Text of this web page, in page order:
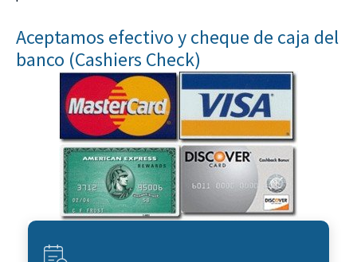
Aceptamos efectivo y cheque de caja del
banco (Cashiers Check)